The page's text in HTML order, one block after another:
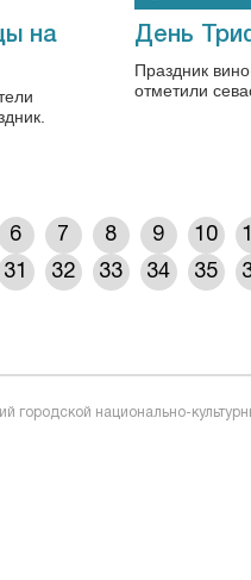
на
День
Праздник
отметили
6 7 8 9 10
31
32 33 34 35
городской национально-